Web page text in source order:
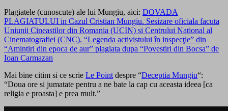
Plagiatele (cunoscute) ale lui Mungiu, aici: DOVADA
PLAGIATULUI in Cazul Cristian Mungiu. Sesizare oficiala facuta
Uniunii Cineastilor din Romania (UCIN) si Centrului National al
Cinematografiei (CNC). “Legenda activistului în inspecţie” din
“Amintiri din epoca de aur” plagiata dupa “Povestiri din Bocsa” de
Ioan Carmazan
Mai bine citim si ce scrie Le Point despre “Deceptia Mungiu“:
“Doua ore si jumatate pentru a ne bate la cap cu aceasta ideea [ca
religia e proasta] e prea mult.”